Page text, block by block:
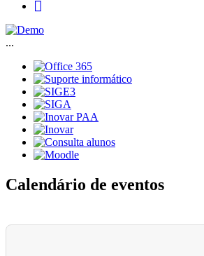
...
Calendário de eventos